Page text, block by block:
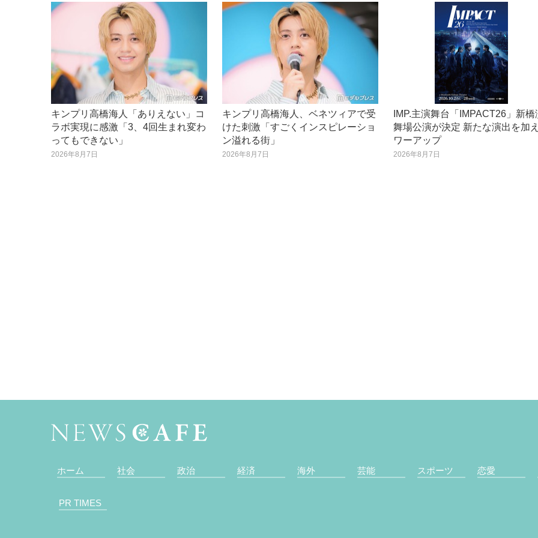
キンプリ高橋海人「ありえない」コ
ラボ実現に感激「3、4回生まれ変わ
ってもできない」
2026年8月7日
キンプリ高橋海人、ベネツィアで受
けた刺激「すごくインスピレーショ
ン溢れる街」
2026年8月7日
IMP.主演舞台「IMPACT26」新橋
舞場公演が決定 新たな演出を加
ワーアップ
2026年8月7日
ホーム 社会 政治 経済 海外 芸能 スポーツ 恋愛
PR TIMES